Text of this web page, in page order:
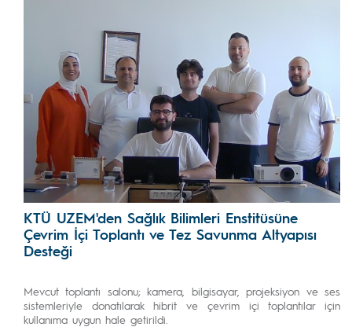
KTÜ UZEM'den Sağlık Bilimleri Enstitüsüne
Çevrim İçi Toplantı ve Tez Savunma Altyapısı
Desteği
Mevcut toplantı salonu; kamera, bilgisayar, projeksiyon ve ses
sistemleriyle donatılarak hibrit ve çevrim içi toplantılar için
kullanıma uygun hale getirildi.